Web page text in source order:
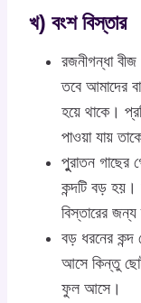
খ) বংশ বিস্তার
রজনীগন্ধা
তবে আমাদের
হয়ে থাকে।
পাওয়া যায়
পুুরাতন গাছের
কন্দটি বড় হয়।
বিস্তারের
বড় ধরনের কন্দ
আসে কিন্তু
ফুল আসে।